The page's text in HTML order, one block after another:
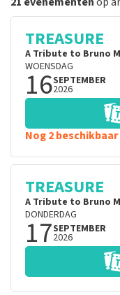
TREASURE
A Tribute to Bruno
WOENSDAG
16SEPTEMBER
2026
Nog 2
TREASURE
A Tribute to Bruno
DONDERDAG
17SEPTEMBER
2026